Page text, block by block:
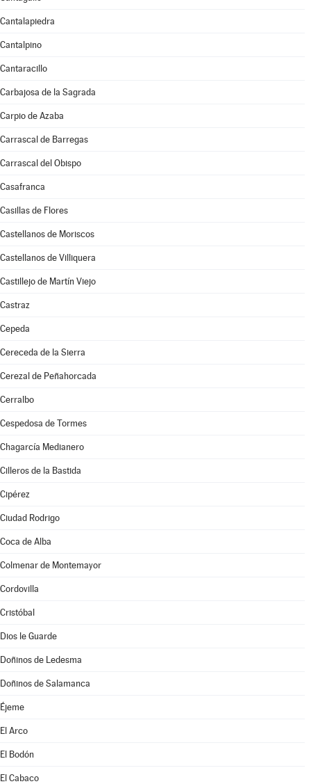
Cantalapiedra
Cantalpino
Cantaracillo
Carbajosa de la Sagrada
Carpio de Azaba
Carrascal de Barregas
Carrascal del Obispo
Casafranca
Casillas de Flores
Castellanos de Moriscos
Castellanos de Villiquera
Castillejo de Martín Viejo
Castraz
Cepeda
Cereceda de la Sierra
Cerezal de Peñahorcada
Cerralbo
Cespedosa de Tormes
Chagarcía Medianero
Cilleros de la Bastida
Cipérez
Ciudad Rodrigo
Coca de Alba
Colmenar de Montemayor
Cordovilla
Cristóbal
Dios le Guarde
Doñinos de Ledesma
Doñinos de Salamanca
Éjeme
El Arco
El Bodón
El Cabaco